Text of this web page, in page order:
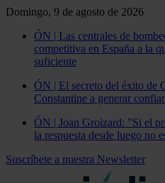
Domingo, 9 de agosto de 2026
ÓN | Las centrales de
competitiva en España a la
suficiente
ÓN | El secreto del éxito de
Constantine a generar
ÓN | Joan Groizard: "Si el
la respuesta desde luego no
Suscríbete a nuestra Newsletter